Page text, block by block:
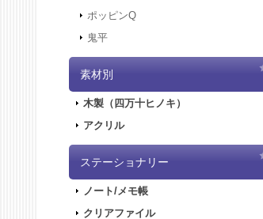
ポッピンQ
鬼平
素材別
木製（四万十ヒノキ）
アクリル
ステーショナリー
ノート/メモ帳
クリアファイル